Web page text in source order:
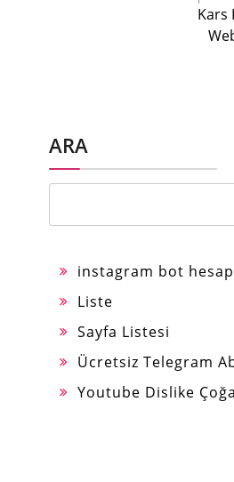
Kars
ARA
instagram bot
Liste
Sayfa Listesi
Ücretsiz Telegram
Youtube Dislike